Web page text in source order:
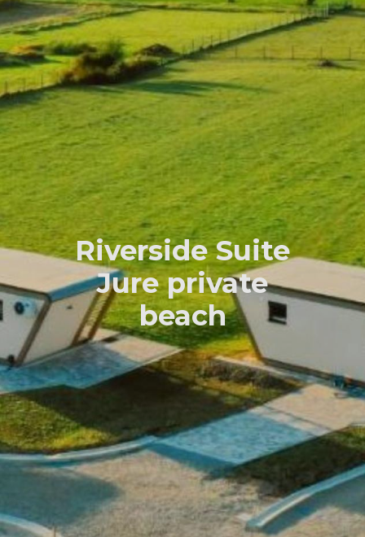
Riverside Suite
Jure private
beach